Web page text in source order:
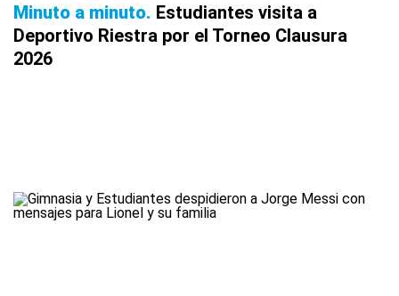
Minuto a minuto Estudiantes visita a
Deportivo Riestra por el Torneo Clausura
2026